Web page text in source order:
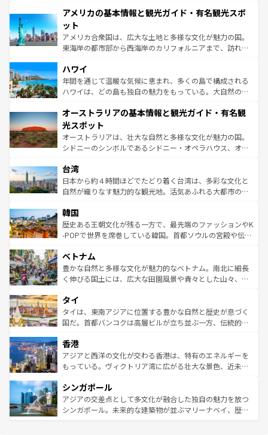
ンツ一覧を参照してほしい。
の建物がそのまま残る町や、スイスならではのユニークな
博物館もあり、アルプス観光だけでなく町歩きも満喫する
ことができる。国民の所得が高いため物価も高いが、旅行
者向けの交通パス提供のサービスもあり、うまく活用すれ
着のスイス情報は
アメリカの基本情報と観光ガイド・有名観光スポ
ット
アメリカ合衆国は、広大な土地と多様な文化が魅力の国。
東海岸の都市部から西海岸のカリフォルニアまで、訪れる
のような巨大都市は、観光、ショッピング、エンターテイ
ンメントが詰まった刺激的なスポットだ。一方、アメリカ
西部には大自然が広がり、グランドキャニオンやイエロー
部のニューオーリンズでは、音楽と美食が融合した独特の
文化が魅力。旅行者はアメリカの各地域で異なる魅力を楽
しみながら、その多様性と豊かな歴史を感じることができ
るだろう。車でのロードトリップや列車の旅も、アメリカ
情報は
ハワイ
年間を通じて温暖な気候に恵まれ、多くの島で構成される
ハワイは、どの島も独自の魅力をもっている。大自然の神
ワイ島は見逃せない。また、定番の観光地といえばオアフ
島だが、静かな自然を求めるならマウイ島やカウアイ島が
おすすめ。エメラルドグリーンに輝く海をはじめ、豊かな
文化や歴史が息づいている。「アロハスピリット」と呼ば
人々、おいしいローカルフードやハワイアンミュージッ
ク、伝統的なフラダンスなど、すべてがハワイの魅力を彩
っている。訪れるたびに新しい発見と感動が待っているハ
はコンテンツ一覧
オーストラリアの基本情報と観光ガイド・有名観
光スポット
オーストラリアは、壮大な自然と多様な文化が魅力の国。
シドニーのシンボルであるシドニー・オペラハウス、オー
リアリーフや大陸中央部にそびえるウルル（エアーズロッ
ク）、タスマニアの美しい原生林やケアンズの熱帯雨林な
ど、見どころがたくさん。また、カフェやワイン、オージ
いる。アクティビティも充実しており、サーフィンやダイ
ビング、ハイキングなど、アウトドア好きにはたまらな
い。オーストラリアの多彩な魅力を存分に味わいつくそ
参照してほしい。
台湾
日本から約４時間ほどでたどり着く台湾は、多彩な文化と
自然が織りなす魅力的な観光地。活気あふれる大都市の台
ン）、静ひつな山岳地帯である台湾東部など、都市の喧騒
と山間の静けさが共存しており、訪れる人に新しい発見と
驚きをもたらしてくれる。また、奥深い台湾の食文化も魅
容にもいいと評判のスイーツなど、バラエティ豊かな料理
が味わえる。 なお、新着の台湾情報は コンテンツ一覧を参
照してほしい。
韓国
歴史ある王朝文化が残る一方で、最先端のファッションやK
-POPで世界を席巻している韓国。首都ソウルの宮殿や伝統
き、地方に足を延ばせば四季折々の自然美を楽しむことが
できる。そして、キムチや焼肉、絶品のストリートフード
まで、さまざまな韓国料理が待っている。夜には、韓国な
リティに包まれながら、韓国の多彩な魅力を心ゆくまで味
わってみてほしい。 なお、新着の韓国情報はコンテンツ一
覧を参照してほしい。
ベトナム
豊かな自然と多様な文化が魅力的なベトナム。南北に細長
く伸びる国土には、広大な田園風景や青々とした山々、世
急速な発展と共に伝統が息づく。ハノイの古い町並みやホ
ーチミン市のフランス統治時代の建物も、独特の雰囲気を
醸し出している。また、バラエティの豊かさとおいしさで
とつ。フォーやバインミー、ベトナムコーヒーなどは、ぜ
ひ現地で味わいたい。どの地域を訪れてもあたたかい人々
が旅行者を迎えてくれるので、きっと忘れられない旅にな
参照してほしい。
タイ
タイは、東南アジアに位置する豊かな自然と歴史が息づく
国だ。首都バンコクは高層ビルが立ち並ぶ一方、伝統的な
の活気が交差している。北部ではチェンマイなどの山岳地
帯で自然と触れ合い、南部ではプーケットやクラビの美し
いビーチでリゾート気分を楽しむことができる。タイ料理
激する。気候は一年中温暖で、どの季節にも異なる楽しみ
が待っている。親しみやすいタイの人々、仏教を中心とし
た文化、そして多様な観光資源が、訪れる旅人を魅了し続
香港
アジアと西洋の文化が交わる香港は、特有のエネルギーを
もっている。ヴィクトリア湾に広がる壮大な景色、近未来
み、どこを訪れても感動するはず。観光スポットが密集し
ており、効率よく見どころを回れるのも魅力。息をのむよ
うな絶景から文化的な体験まで、香港を存分に楽しみ尽く
シンガポール
アジアの交差点として多文化が融合した独自の魅力を放つ
シンガポール。未来的な建築物が並ぶマリーナベイ、歴史